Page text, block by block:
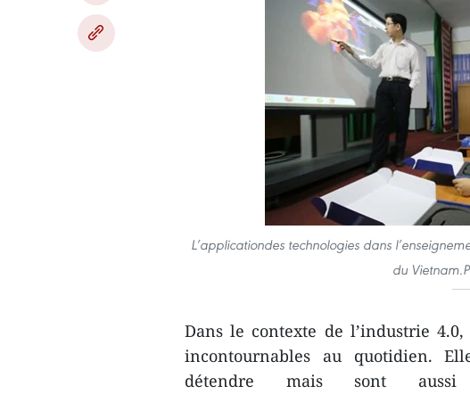
L’applicationdes technologies dans
du
Dans le contexte de l’industrie
incontournables au quotidien.
détendre mais sont